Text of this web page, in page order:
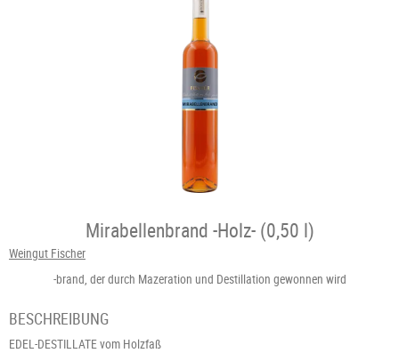
LEISTUNGEN
IMPRESSUM
Mirabellenbrand -Holz- (0,50 l)
Weingut Fischer
-brand, der durch Mazeration und Destillation gewonnen wird
BESCHREIBUNG
EDEL-DESTILLATE vom Holzfaß